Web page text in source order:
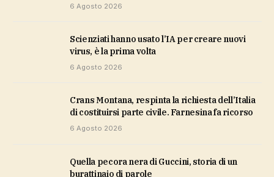
6 Agosto 2026
Scienziati hanno usato l’IA per creare nuovi
virus, è la prima volta
6 Agosto 2026
Crans Montana, respinta la richiesta dell’Italia
di costituirsi parte civile. Farnesina fa ricorso
6 Agosto 2026
Quella pecora nera di Guccini, storia di un
burattinaio di parole